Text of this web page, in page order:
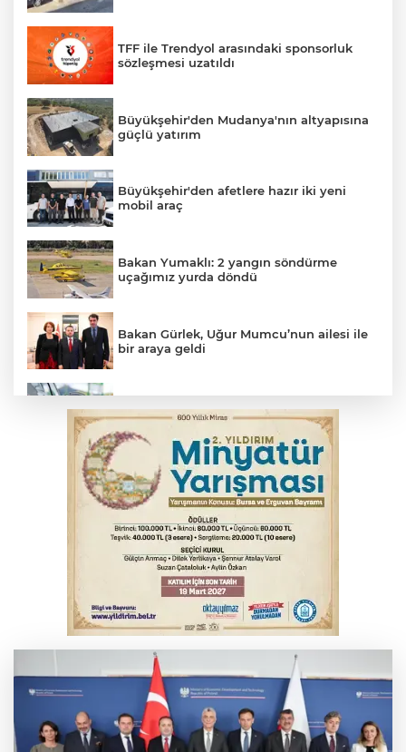
TFF ile Trendyol arasındaki sponsorluk
sözleşmesi uzatıldı
Büyükşehir'den Mudanya'nın altyapısına
güçlü yatırım
Büyükşehir'den afetlere hazır iki yeni
mobil araç
Bakan Yumaklı: 2 yangın söndürme
uçağımız yurda döndü
Bakan Gürlek, Uğur Mumcu’nun ailesi ile
bir araya geldi
yansıyacak mı?
YENİ Parti Genel Başkanı Özel'den
Çerçeve Yasa yorumu
Serbest piyasada döviz fiyatları
Serbest piyasada altın fiyatları...